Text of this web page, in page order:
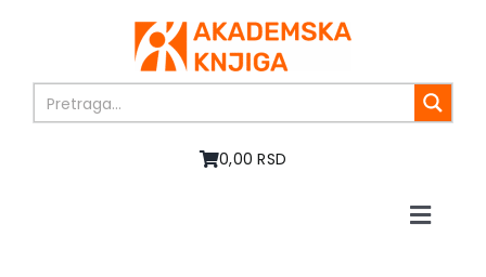
0,00 RSD
Toggle